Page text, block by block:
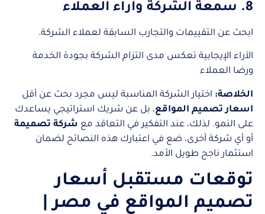
8. سمعة الشركة وآراء العملاء
ابحث عن التقييمات والتجارب السابقة لعملاء الشركة.
الآراء الإيجابية تعكس مدى التزام الشركة بجودة الخدمة
ورضا العملاء
الخلاصة: اختيار الشركة المناسبة ليس مجرد بحث عن أقل
اسعار تصميم المواقع، بل عن شريك استراتيجي يساعدك
على النمو. لذلك، عند التفكير في التعاقد مع شركة تصميمة
أو أي شركة أخرى، ضع في اعتبارك هذه النصائح لضمان
استثمار ناجح طويل الأمد.
توقعات مستقبل أسعار
تصميم المواقع في مصر |